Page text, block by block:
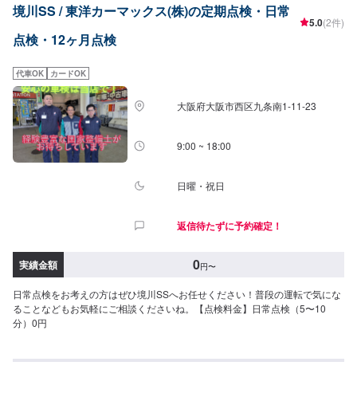
境川SS / 東洋カーマックス(株)の定期点検・日常
点検・12ヶ月点検
5.0(2件)
代車OK カードOK
大阪府大阪市西区九条南1-11-23
9:00 ~ 18:00
日曜・祝日
返信待たずに予約確定！
実績金額 0円〜
日常点検をお考えの方はぜひ境川SSへお任せください！普段の運転で気にな
ることなどもお気軽にご相談くださいね。【点検料金】日常点検（5〜10
分）0円